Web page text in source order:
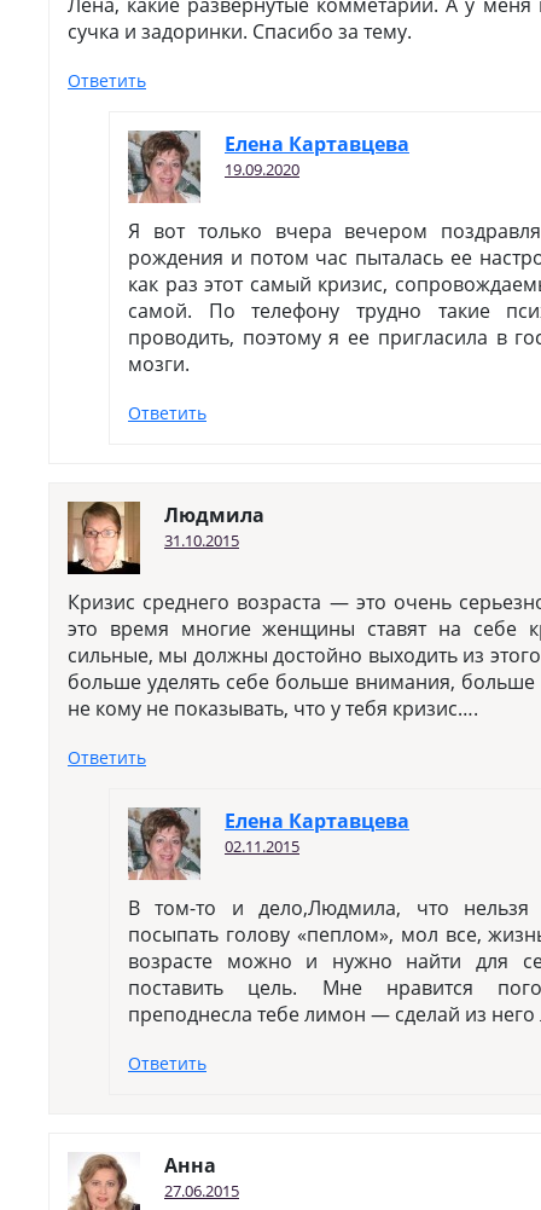
сучка и задоринки. Спасибо за тему.
Ответить
Елена Картавцева
19.09.2020
Я вот только вчера вечером
рождения и потом час пыталась ее
как раз этот самый кризис,
самой. По телефону трудно такие
проводить, поэтому я ее пригласила в
мозги.
Ответить
Людмила
31.10.2015
Кризис среднего возраста — это очень
это время многие женщины ставят на себе
сильные, мы должны достойно выходить из
больше уделять себе больше внимания,
не кому не показывать, что у тебя кризис….
Ответить
Елена Картавцева
02.11.2015
В том-то и дело,Людмила, что нельзя
посыпать голову «пеплом», мол все,
возрасте можно и нужно найти для
поставить цель. Мне нравится
преподнесла тебе лимон — сделай из
Ответить
Анна
27.06.2015